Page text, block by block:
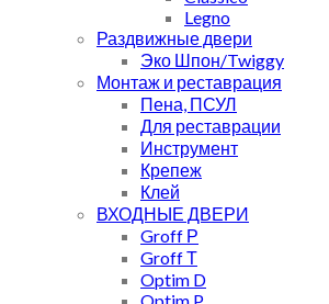
Legno
Раздвижные двери
Эко Шпон/Twiggy
Монтаж и реставрация
Пена, ПСУЛ
Для реставрации
Инструмент
Крепеж
Клей
ВХОДНЫЕ ДВЕРИ
Groff Р
Groff Т
Optim D